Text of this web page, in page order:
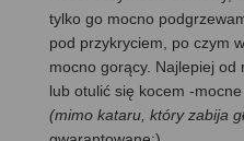
tylko go mocno
pod przykryciem, po czym
mocno gorący. Najlepiej od
lub otulić się kocem -
(mimo kataru, który zabija